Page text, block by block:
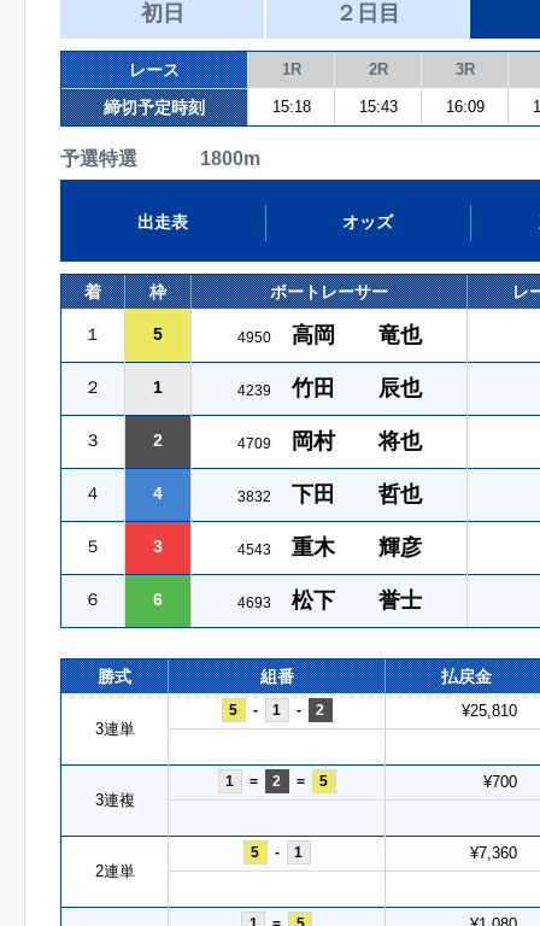
初日 ２日目
レース 1R 2R 3R
締切予定時刻 15:18 15:43 16:09
予選特選 1800m
出走表 オッズ
着 枠 ボートレーサー レ
１ 5 4950 高岡 竜也
２ 1 4239 竹田 辰也
３ 2 4709 岡村 将也
４ 4 3832 下田 哲也
５ 3 4543 重木 輝彦
６ 6 4693 松下 誉士
勝式 組番 払戻金
3連単
5 - 1 - 2 ¥25,810
3連複
1 = 2 = 5 ¥700
2連単
5 - 1 ¥7,360